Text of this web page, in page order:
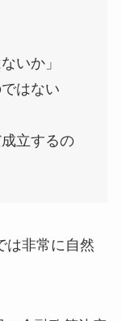
いか」
はない
立するの
は非常に自然